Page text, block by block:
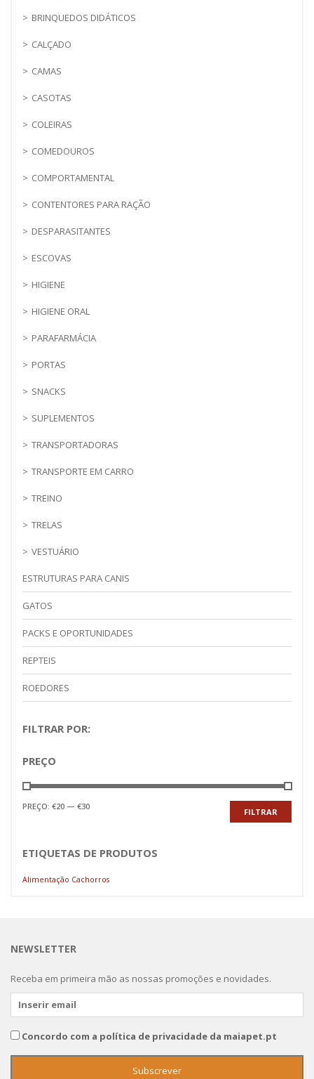
BRINQUEDOS DIDÁTICOS
CALÇADO
CAMAS
CASOTAS
COLEIRAS
COMEDOUROS
COMPORTAMENTAL
CONTENTORES PARA RAÇÃO
DESPARASITANTES
ESCOVAS
HIGIENE
HIGIENE ORAL
PARAFARMÁCIA
PORTAS
SNACKS
SUPLEMENTOS
TRANSPORTADORAS
TRANSPORTE EM CARRO
TREINO
TRELAS
VESTUÁRIO
ESTRUTURAS PARA CANIS
GATOS
PACKS E OPORTUNIDADES
REPTEIS
ROEDORES
FILTRAR POR:
PREÇO
Preço
Preço
FILTRAR
PREÇO: €20 — €30
ETIQUETAS DE PRODUTOS
Alimentação Cachorros
NEWSLETTER
Receba em primeira mão as nossas promoções e novidades.
Concordo com a política de privacidade da maiapet.pt